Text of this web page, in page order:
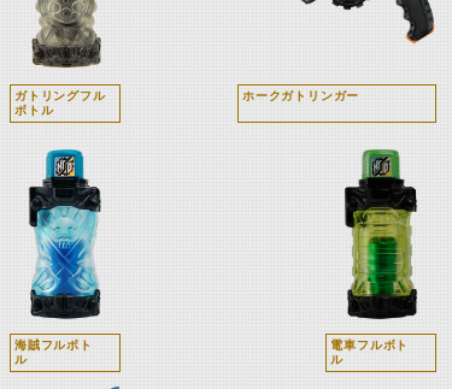
ガトリングフル
ボトル
ホークガトリンガー
海賊フルボト
ル
電車フルボト
ル